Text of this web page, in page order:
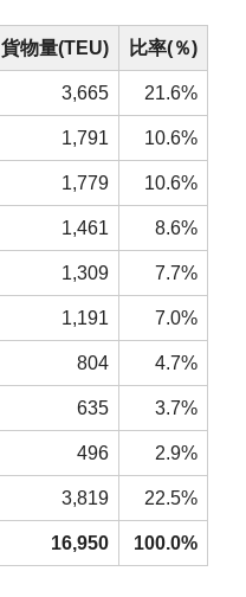
貨物量(TEU) 比率(％)
3,665 21.6%
1,791 10.6%
1,779 10.6%
1,461 8.6%
1,309 7.7%
1,191 7.0%
804 4.7%
635 3.7%
496 2.9%
3,819 22.5%
16,950 100.0%